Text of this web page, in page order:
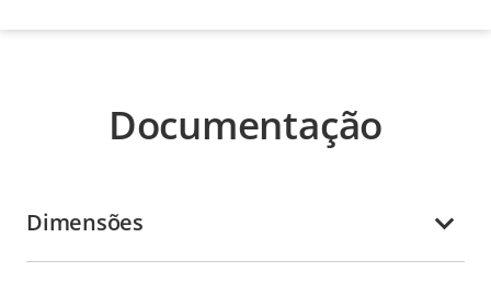
Documentação
Dimensões